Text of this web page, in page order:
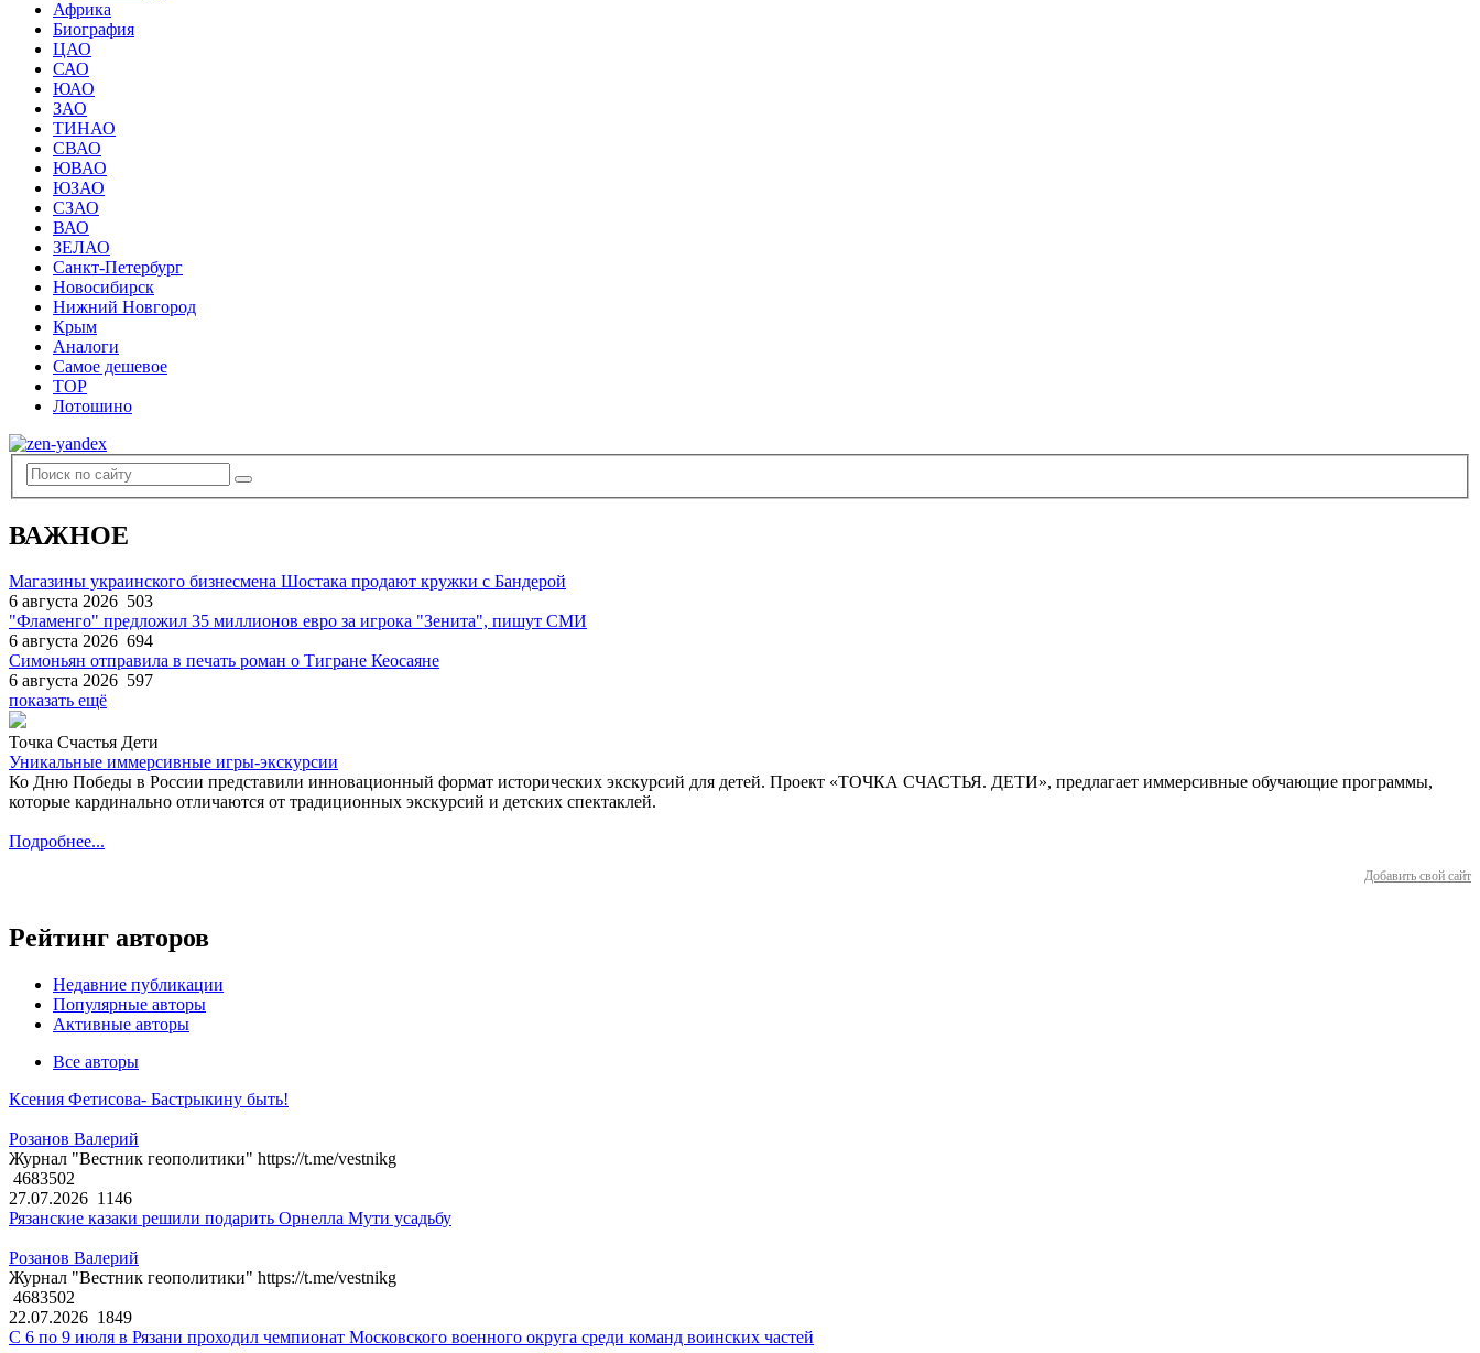
Африка
Биография
ЦАО
САО
ЮАО
ЗАО
ТИНАО
СВАО
ЮВАО
ЮЗАО
СЗАО
ВАО
ЗЕЛАО
Санкт-Петербург
Новосибирск
Нижний Новгород
Крым
Аналоги
Самое дешевое
TOP
Лотошино
ВАЖНОЕ
Магазины украинского бизнесмена Шостака продают кружки с Бандерой
6 августа 2026 503
"Фламенго" предложил 35 миллионов евро за игрока "Зенита", пишут СМИ
6 августа 2026 694
Симоньян отправила в печать роман о Тигране Кеосаяне
6 августа 2026 597
показать ещё
Точка Счастья Дети
Уникальные иммерсивные игры-экскурсии
Ко Дню Победы в России представили инновационный формат исторических экскурсий для детей. Проект «ТОЧКА СЧАСТЬЯ. ДЕТИ», предлагает иммерсивные обучающие программы,
которые кардинально отличаются от традиционных экскурсий и детских спектаклей.
Подробнее...
Добавить свой сайт
Рейтинг авторов
Недавние публикации
Популярные авторы
Активные авторы
Все авторы
Ксения Фетисова- Бастрыкину быть!
Розанов Валерий
Журнал "Вестник геополитики" https://t.me/vestnikg
4683502
27.07.2026 1146
Рязанские казаки решили подарить Орнелла Мути усадьбу
Розанов Валерий
Журнал "Вестник геополитики" https://t.me/vestnikg
4683502
22.07.2026 1849
С 6 по 9 июля в Рязани проходил чемпионат Московского военного округа среди команд воинских частей